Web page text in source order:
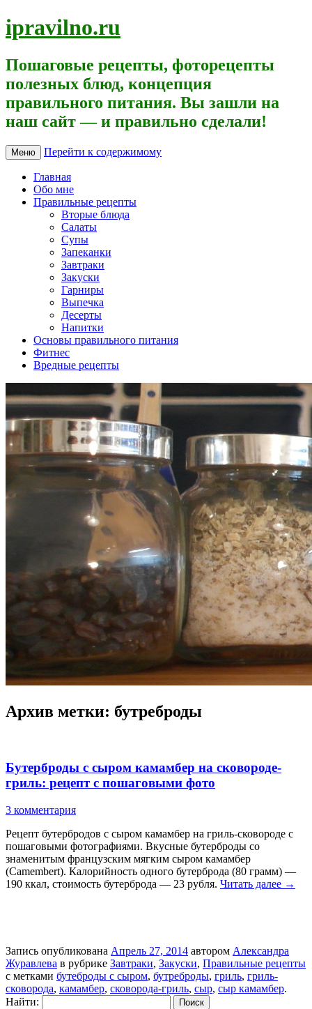
ipravilno.ru
Пошаговые рецепты, фоторецепты
полезных блюд, концепция
правильного питания. Вы зашли на
наш сайт — и правильно сделали!
Меню Перейти к содержимому
Главная
Обо мне
Правильные рецепты
Вторые блюда
Салаты
Супы
Запеканки
Завтраки
Закуски
Гарниры
Выпечка
Десерты
Напитки
Основы правильного питания
Фитнес
Вредные рецепты
Архив метки: бутреброды
Бутерброды с сыром камамбер на сковороде-
гриль: рецепт с пошаговыми фото
3 комментария
Рецепт бутербродов с сыром камамбер на гриль-сковороде с
пошаговыми фотографиями. Вкусные бутерброды со
знаменитым французским мягким сыром камамбер
(Camembert). Калорийность одного бутерброда (80 грамм) —
190 ккал, стоимость бутерброда — 23 рубля. Читать далее →
Запись опубликована Апрель 27, 2014 автором Александра
Журавлева в рубрике Завтраки, Закуски, Правильные рецепты
с метками бутеброды с сыром, бутреброды, гриль, гриль-
сковорода, камамбер, сковорода-гриль, сыр, сыр камамбер.
Найти: